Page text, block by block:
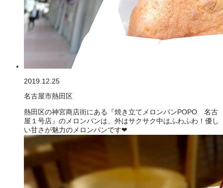
2019.12.25
名古屋市熱田区
熱田区の神宮商店街にある『焼き立てメロンパンPOPO 名古
屋１号店』のメロンパンは、外はサクサク中はふわふわ！優し
い甘さが魅力のメロンパンです❤